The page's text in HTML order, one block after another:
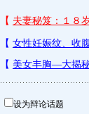
设为辩论话题